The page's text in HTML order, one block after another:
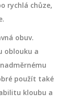
rychlá chůze,
obuv.
oblouku a
použít také
kloubu a